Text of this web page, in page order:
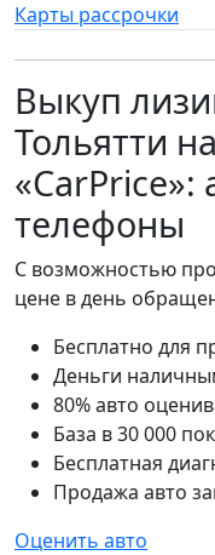
Карты рассрочки
Выкуп
Тольятти
«CarPrice»:
телефоны
С возможностью
цене в день
Бесплатно для
Деньги
80% авто
База в 30 000
Бесплатная
Продажа авто
Оценить авто